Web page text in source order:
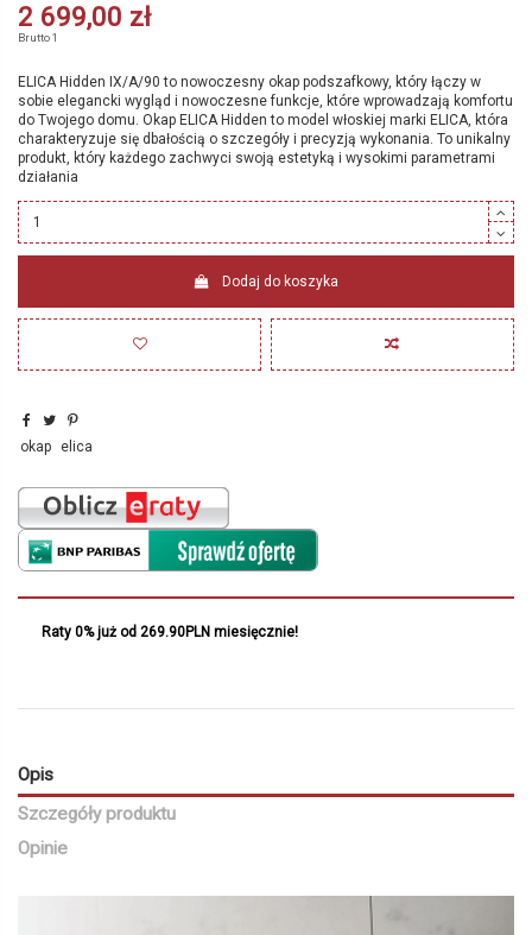
2 699,00 zł
Brutto1
ELICA Hidden IX/A/90 to nowoczesny okap podszafkowy, który łączy w
sobie elegancki wygląd i nowoczesne funkcje, które wprowadzają komfortu
do Twojego domu. Okap ELICA Hidden to model włoskiej marki ELICA, która
charakteryzuje się dbałością o szczegóły i precyzją wykonania. To unikalny
produkt, który każdego zachwyci swoją estetyką i wysokimi parametrami
działania
Dodaj do koszyka
okap elica
Raty 0% już od 269.90PLN miesięcznie!
Opis
Szczegóły produktu
Opinie